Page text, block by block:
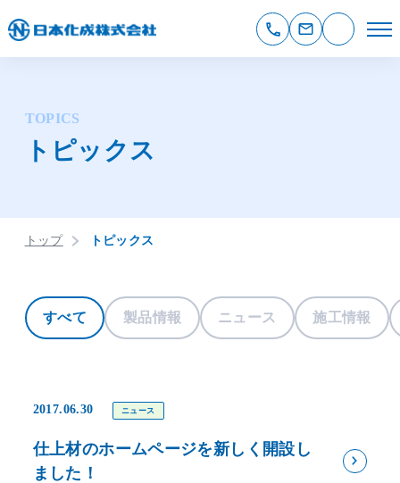
TOPICS
トピックス
トップ トピックス
すべて 製品情報 ニュース 施工情報
2017.06.30 ニュース
仕上材のホームページを新しく開設し
ました！